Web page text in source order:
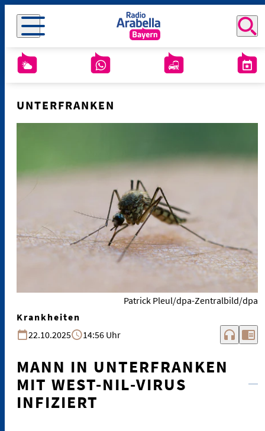
UNTERFRANKEN
Patrick Pleul/dpa-Zentralbild/dpa
Krankheiten
22.10.2025
14:56 Uhr headphones chrome_reader_mode
MANN IN UNTERFRANKEN
MIT WEST-NIL-VIRUS
INFIZIERT